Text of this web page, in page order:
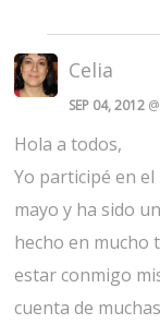
Celia
SEP 04, 2012
Hola a todos,
Yo participé en
mayo y ha sido
hecho en mucho
estar conmigo
cuenta de